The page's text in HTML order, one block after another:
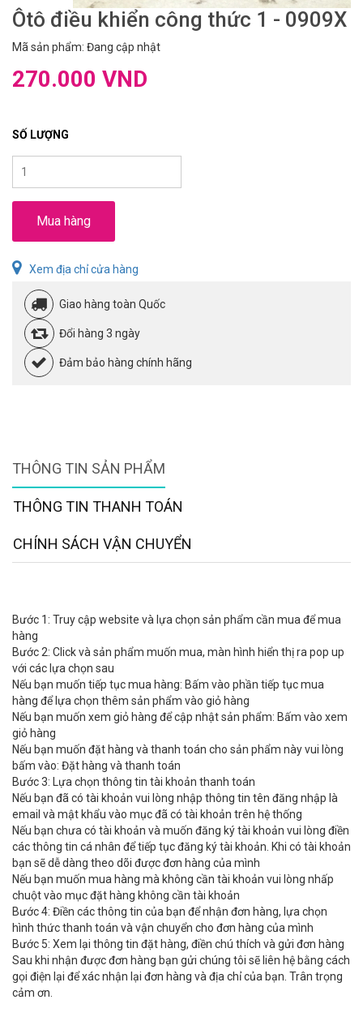
Ôtô điều khiển công thức 1 - 0909X
Mã sản phẩm: Đang cập nhật
270.000 VND
SỐ LƯỢNG
Mua hàng
Xem địa chỉ cửa hàng
Giao hàng toàn Quốc
Đổi hàng 3 ngày
Đảm bảo hàng chính hãng
THÔNG TIN SẢN PHẨM
THÔNG TIN THANH TOÁN
CHÍNH SÁCH VẬN CHUYỂN
Bước 1: Truy cập website và lựa chọn sản phẩm cần mua để mua
hàng
Bước 2: Click và sản phẩm muốn mua, màn hình hiển thị ra pop up
với các lựa chọn sau
Nếu bạn muốn tiếp tục mua hàng: Bấm vào phần tiếp tục mua
hàng để lựa chọn thêm sản phẩm vào giỏ hàng
Nếu bạn muốn xem giỏ hàng để cập nhật sản phẩm: Bấm vào xem
giỏ hàng
Nếu bạn muốn đặt hàng và thanh toán cho sản phẩm này vui lòng
bấm vào: Đặt hàng và thanh toán
Bước 3: Lựa chọn thông tin tài khoản thanh toán
Nếu bạn đã có tài khoản vui lòng nhập thông tin tên đăng nhập là
email và mật khẩu vào mục đã có tài khoản trên hệ thống
Nếu bạn chưa có tài khoản và muốn đăng ký tài khoản vui lòng điền
các thông tin cá nhân để tiếp tục đăng ký tài khoản. Khi có tài khoản
bạn sẽ dễ dàng theo dõi được đơn hàng của mình
Nếu bạn muốn mua hàng mà không cần tài khoản vui lòng nhấp
chuột vào mục đặt hàng không cần tài khoản
Bước 4: Điền các thông tin của bạn để nhận đơn hàng, lựa chọn
hình thức thanh toán và vận chuyển cho đơn hàng của mình
Bước 5: Xem lại thông tin đặt hàng, điền chú thích và gửi đơn hàng
Sau khi nhận được đơn hàng bạn gửi chúng tôi sẽ liên hệ bằng cách
gọi điện lại để xác nhận lại đơn hàng và địa chỉ của bạn. Trân trọng
cảm ơn.